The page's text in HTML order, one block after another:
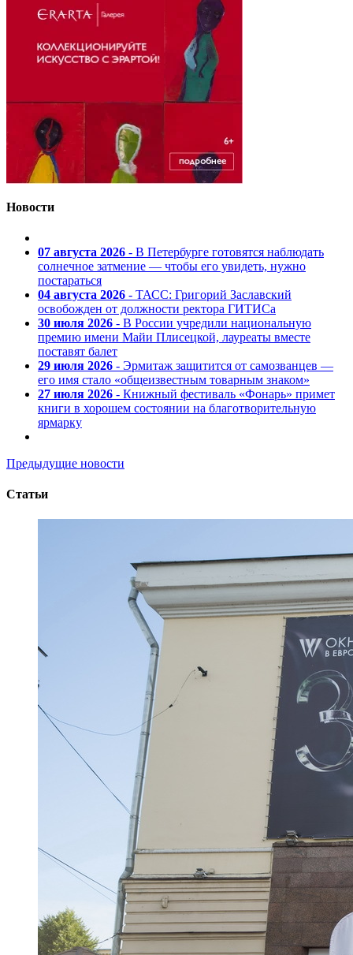
Новости
07 августа 2026 - В Петербурге готовятся наблюдать
солнечное затмение — чтобы его увидеть, нужно
постараться
04 августа 2026 - ТАСС: Григорий Заславский
освобожден от должности ректора ГИТИСа
30 июля 2026 - В России учредили национальную
премию имени Майи Плисецкой, лауреаты вместе
поставят балет
29 июля 2026 - Эрмитаж защитится от самозванцев —
его имя стало «общеизвестным товарным знаком»
27 июля 2026 - Книжный фестиваль «Фонарь» примет
книги в хорошем состоянии на благотворительную
ярмарку
Предыдущие новости
Статьи